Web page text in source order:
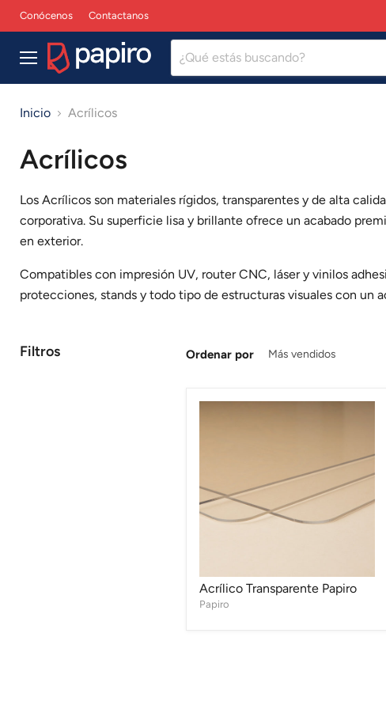
Conócenos Contactanos
Menú
Inicio Acrílicos
Acrílicos
Los Acrílicos son materiales rígidos, transparentes y de alta
corporativa. Su superficie lisa y brillante ofrece un acabado
en exterior.
Compatibles con impresión UV, router CNC, láser y vinilos
protecciones, stands y todo tipo de estructuras visuales con un
Filtros Ordenar por
Acrílico
Acrílico Transparente Papiro
Papiro